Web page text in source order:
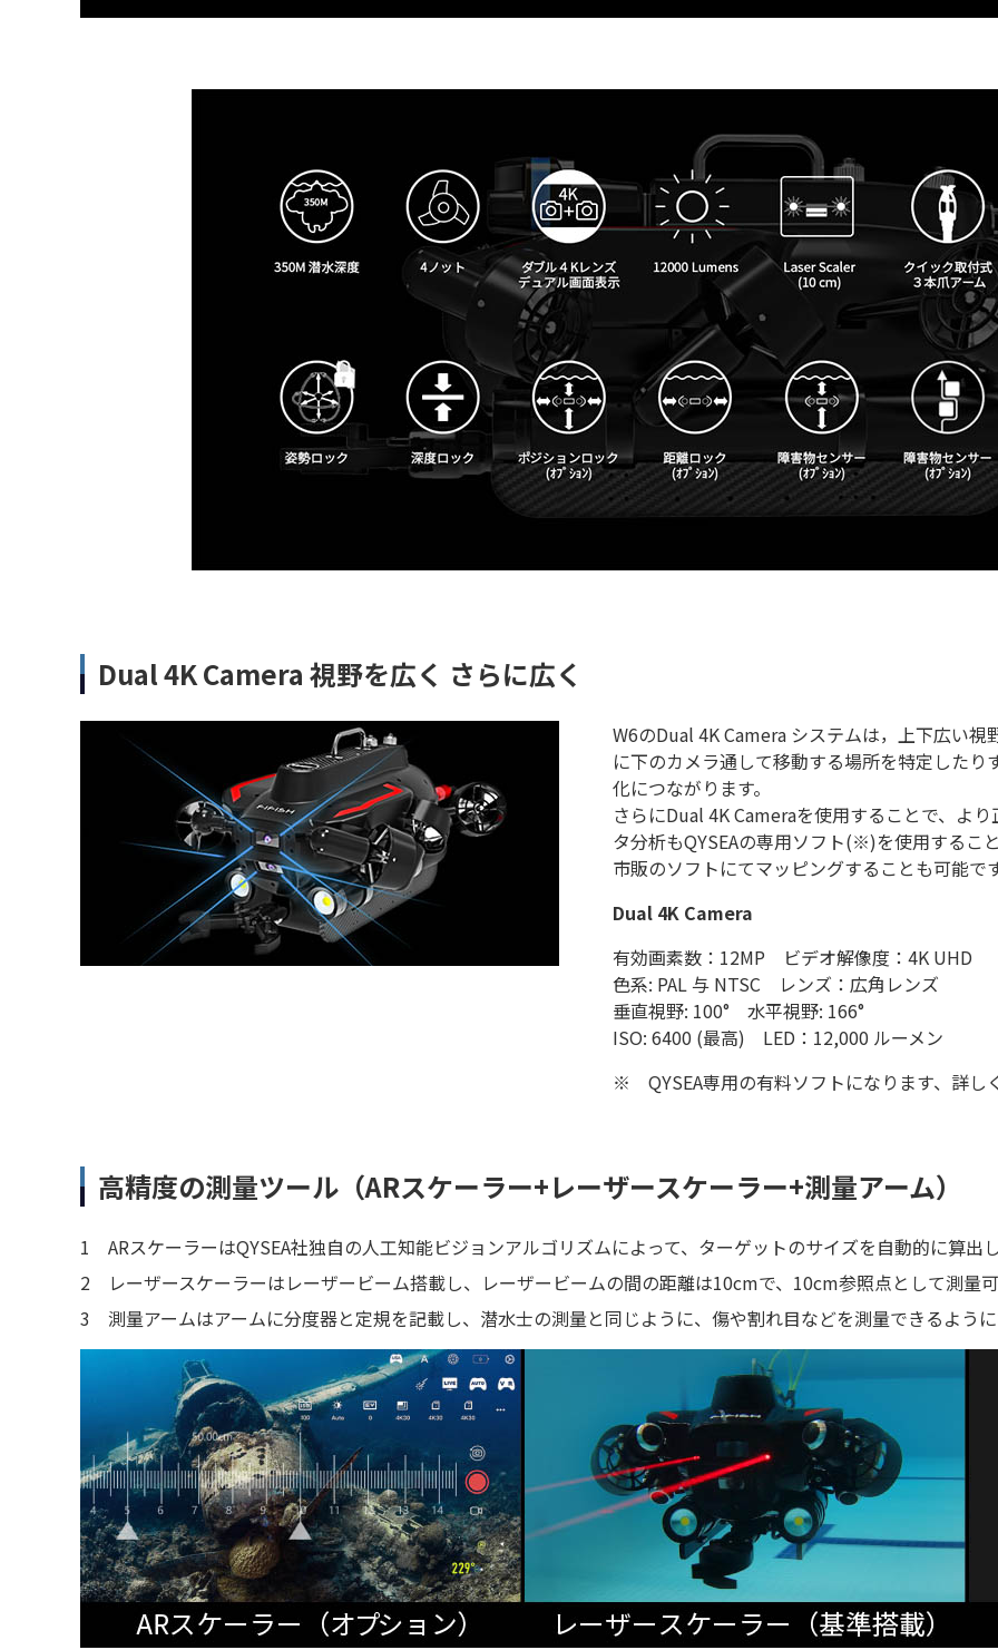
Dual 4K Camera 視野を広く さらに広く
W6のDual 4K Camera システムは，上下広い
に下のカメラ通して移動する場所を特定した
化につながります。
さらにDual 4K Cameraを使用することで、よ
タ分析もQYSEAの専用ソフト(※)を使用するこ
市販のソフトにてマッピングすることも可能です
Dual 4K Camera
有効画素数：12MP ビデオ解像度：4K UHD
色系: PAL 与 NTSC レンズ：広角レンズ
垂直視野: 100° 水平視野: 166°
ISO: 6400 (最高) LED：12,000 ルーメン
※
QYSEA専用の有料ソフトになります、詳し
高精度の測量ツール（ARスケーラー+レーザースケーラー+測量アーム）
1
ARスケーラーはQYSEA社独自の人工知能ビジョンアルゴリズムによって、ターゲットのサイズを自動的に算出し
2
レーザースケーラーはレーザービーム搭載し、レーザービームの間の距離は10cmで、10cm参照点として測量可
3
測量アームはアームに分度器と定規を記載し、潜水士の測量と同じように、傷や割れ目などを測量できるように